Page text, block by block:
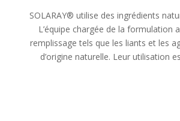
SOLARAY® utilise des ingrédients
L’équipe chargée de la
remplissage tels que les liants et les
d’origine naturelle. Leur utilisation